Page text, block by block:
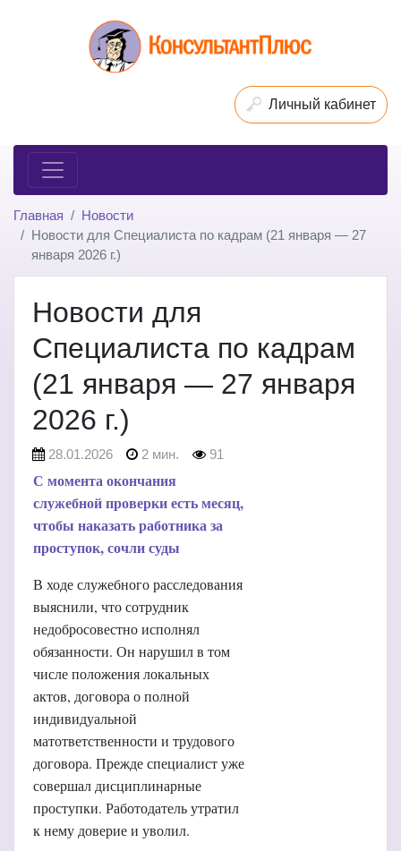
Личный кабинет
Главная
Новости
Новости для Специалиста по кадрам (21 января — 27
января 2026 г.)
Новости для
Специалиста по кадрам
(21 января — 27 января
2026 г.)
28.01.2026 2 мин. 91
С момента окончания
служебной проверки есть месяц,
чтобы наказать работника за
проступок, сочли суды
В ходе служебного расследования
выяснили, что сотрудник
недобросовестно исполнял
обязанности. Он нарушил в том
числе положения локальных
актов, договора о полной
индивидуальной
матответственности и трудового
договора. Прежде специалист уже
совершал дисциплинарные
проступки. Работодатель утратил
к нему доверие и уволил.